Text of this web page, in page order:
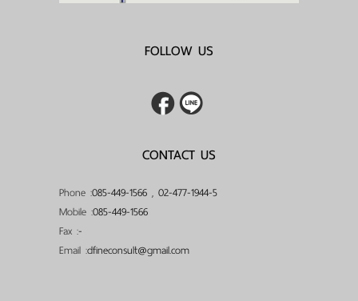
FOLLOW US
CONTACT US
Phone :085-449-1566 , 02-477-1944-5
Mobile :085-449-1566
Fax :-
Email :dfineconsult@gmail.com